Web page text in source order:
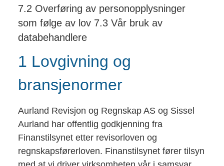
7.2 Overføring av personopplysninger
som følge av lov 7.3 Vår bruk av
databehandlere
1 Lovgivning og
bransjenormer
Aurland Revisjon og Regnskap AS og Sissel
Aurland har offentlig godkjenning fra
Finanstilsynet etter revisorloven og
regnskapsførerloven. Finanstilsynet fører tilsyn